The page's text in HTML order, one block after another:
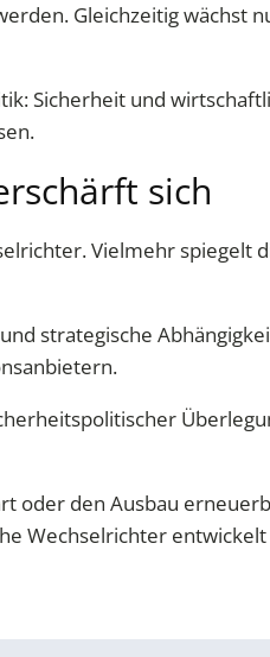
Gleichzeitig wächst
Sicherheit und
sich
Vielmehr spiegelt
strategische
oder den Ausbau
Wechselrichter